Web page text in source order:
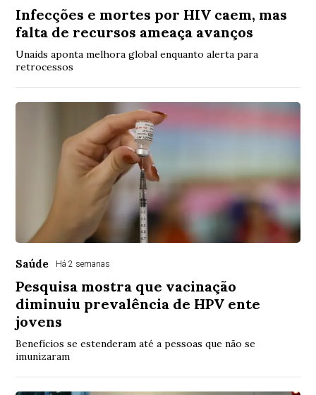
Infecções e mortes por HIV caem, mas
falta de recursos ameaça avanços
Unaids aponta melhora global enquanto alerta para
retrocessos
Saúde Há 2 semanas
Pesquisa mostra que vacinação
diminuiu prevalência de HPV ente
jovens
Benefícios se estenderam até a pessoas que não se
imunizaram